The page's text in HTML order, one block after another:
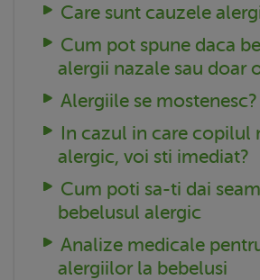
Care sunt cauzele
Cum pot spune daca
alergii nazale sau doar
Alergiile se mostenesc?
In cazul in care copilul
alergic, voi sti imediat?
Cum poti sa-ti dai
bebelusul alergic
Analize medicale
alergiilor la bebelusi